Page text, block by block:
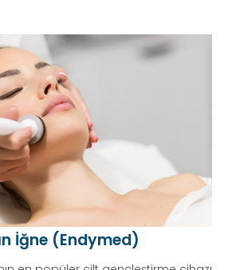
İğne (Endymed)